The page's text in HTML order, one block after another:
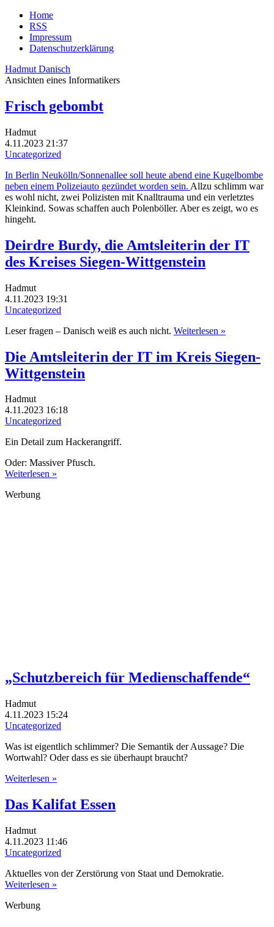
Home
RSS
Impressum
Datenschutzerklärung
Hadmut Danisch
Ansichten eines Informatikers
Frisch gebombt
Hadmut
4.11.2023 21:37
Uncategorized
In Berlin Neukölln/Sonnenallee soll heute abend eine Kugelbombe
neben einem Polizeiauto gezündet worden sein. Allzu schlimm war
es wohl nicht, zwei Polizisten mit Knalltrauma und ein verletztes
Kleinkind. Sowas schaffen auch Polenböller. Aber es zeigt, wo es
hingeht.
Deirdre Burdy, die Amtsleiterin der IT
des Kreises Siegen-Wittgenstein
Hadmut
4.11.2023 19:31
Uncategorized
Leser fragen – Danisch weiß es auch nicht. Weiterlesen »
Die Amtsleiterin der IT im Kreis Siegen-
Wittgenstein
Hadmut
4.11.2023 16:18
Uncategorized
Ein Detail zum Hackerangriff.
Oder: Massiver Pfusch.
Weiterlesen »
Werbung
„Schutzbereich für Medienschaffende“
Hadmut
4.11.2023 15:24
Uncategorized
Was ist eigentlich schlimmer? Die Semantik der Aussage? Die
Wortwahl? Oder dass es sie überhaupt braucht?
Weiterlesen »
Das Kalifat Essen
Hadmut
4.11.2023 11:46
Uncategorized
Aktuelles von der Zerstörung von Staat und Demokratie.
Weiterlesen »
Werbung